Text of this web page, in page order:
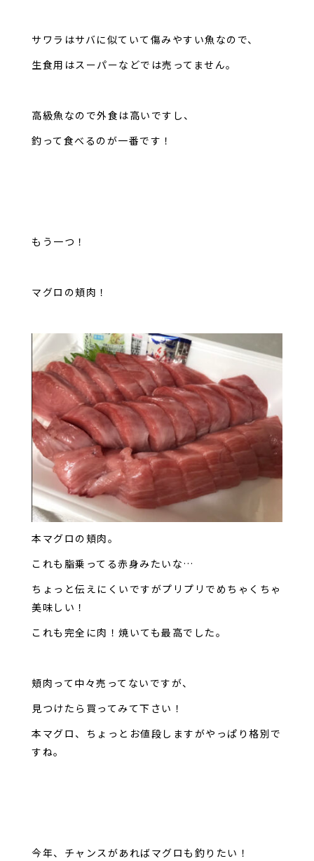
サワラはサバに似ていて傷みやすい魚なので、
生食用はスーパーなどでは売ってません。
高級魚なので外食は高いですし、
釣って食べるのが一番です！
もう一つ！
マグロの頬肉！
本マグロの頬肉。
これも脂乗ってる赤身みたいな…
ちょっと伝えにくいですがプリプリでめちゃくちゃ
美味しい！
これも完全に肉！焼いても最高でした。
頬肉って中々売ってないですが、
見つけたら買ってみて下さい！
本マグロ、ちょっとお値段しますがやっぱり格別で
すね。
今年、チャンスがあればマグロも釣りたい！